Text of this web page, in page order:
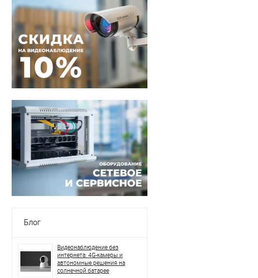
Блог
Видеонаблюдение без
интернета: 4G-камеры и
автономные решения на
солнечной батарее